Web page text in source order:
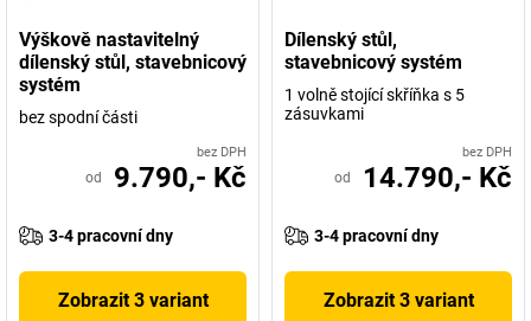
Výškově nastavitelný
dílenský stůl, stavebnicový
systém
bez spodní části
bez DPH
od 9.790,- Kč
3-4 pracovní dny
Zobrazit 3 variant
Dílenský stůl,
stavebnicový systém
1 volně stojící skříňka s 5
zásuvkami
bez DPH
od 14.790,- Kč
3-4 pracovní dny
Zobrazit 3 variant